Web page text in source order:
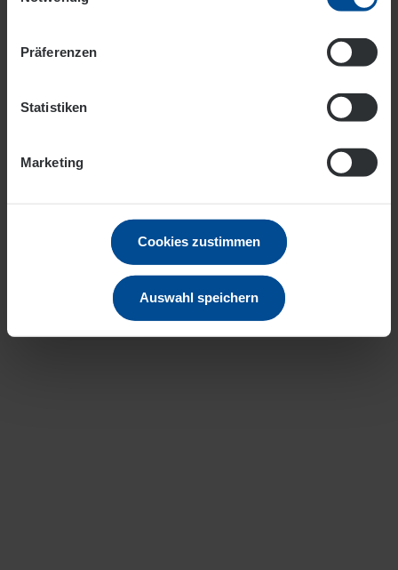
Präferenzen
Statistiken
Marketing
Cookies zustimmen
Auswahl speichern
öffentlichen und weiteren Verkehrsmitteln zu erreichen.
an der Andréstraße 71 möglich ist.